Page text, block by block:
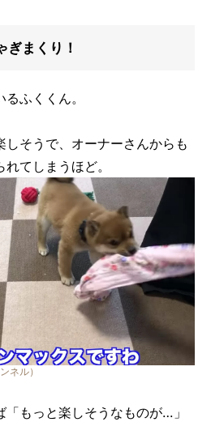
ぎまくり！
ふくくん。
しそうで、オーナーさんからも
てしまうほど。
ネル）
「もっと楽しそうなものが…」